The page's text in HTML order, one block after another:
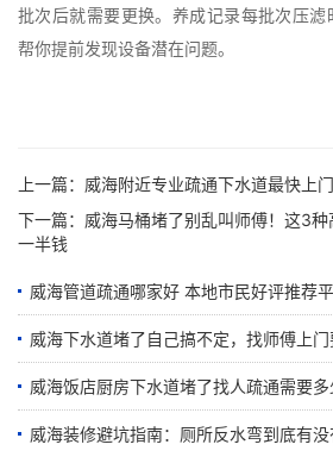
批次后就需要更换。养成记录每批次压
帮你提前发现设备潜在问题。
上一篇： 威海附近专业疏通下水道最快上
下一篇： 威海马桶堵了别乱叫师傅！这3
一半钱
威海管道疏通哪家好 本地市民好评推荐
威海下水道堵了自己搞不定，找师傅上
威海饭店厨房下水道堵了找人疏通需要
底
威海装修避坑指南：厕所反水弯到底有没